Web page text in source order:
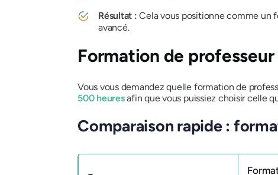
Résultat : Cela vous positionne comme un
avancé.
Formation de
Vous vous demandez quelle formation de
500 heuresafin que vous puissiez choisir celle
Comparaison rapide :